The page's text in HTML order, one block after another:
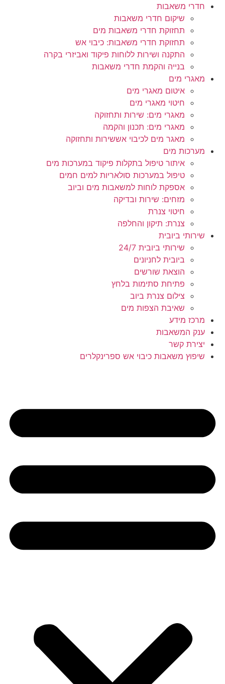
חדרי משאבות
שיקום חדרי משאבות
תחזוקת חדרי משאבות מים
תחזוקת חדרי משאבות: כיבוי אש
התקנה ושירות ללוחות פיקוד ואביזרי בקרה
בנייה והקמת חדרי משאבות
מאגרי מים
איטום מאגרי מים
חיטוי מאגרי מים
מאגרי מים: שירות ותחזוקה
מאגרי מים: תכנון והקמה
מאגר מים לכיבוי אששירות ותחזוקה
מערכות מים
איתור טיפול בתקלות פיקוד במערכות מים
טיפול במערכות סולאריות למים חמים
אספקת לוחות למשאבות מים וביוב
מזחים: שירות ובדיקה
חיטוי צנרת
צנרת: תיקון והחלפה
שירותי ביובית
שירותי ביובית 24/7
ביובית לחניונים
הוצאת שורשים
פתיחת סתימות בלחץ
צילום צנרת ביוב
שאיבת הצפות מים
מרכז מידע
ענק המשאבות
יצירת קשר
שיפוץ משאבות כיבוי אש ספרינקלרים